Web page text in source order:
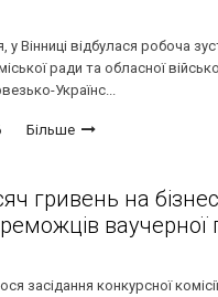
у Вінниці відбулася робоча
ради та обласної
Українс...
Більше
гривень на
ваучерної
засідання конкурсної